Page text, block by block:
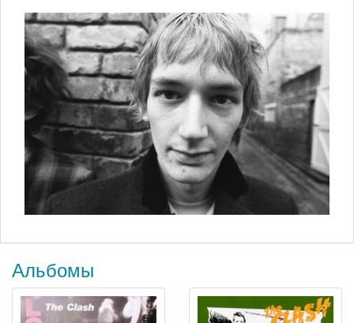
Альбомы